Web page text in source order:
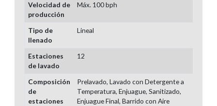
Velocidad de
producción
Máx. 100 bph
Tipo de
llenado
Lineal
Estaciones
de lavado
12
Composición
de
estaciones
Prelavado, Lavado con Detergente a
Temperatura, Enjuague, Sanitizado,
Enjuague Final, Barrido con Aire